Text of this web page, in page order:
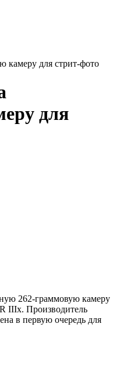
камеру для стрит-фото
для
262-граммовую камеру
IIIx. Производитель
в первую очередь для